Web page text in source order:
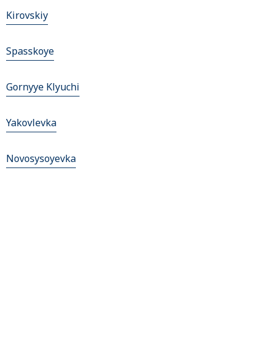
Kirovskiy
Spasskoye
Gornyye Klyuchi
Yakovlevka
Novosysoyevka